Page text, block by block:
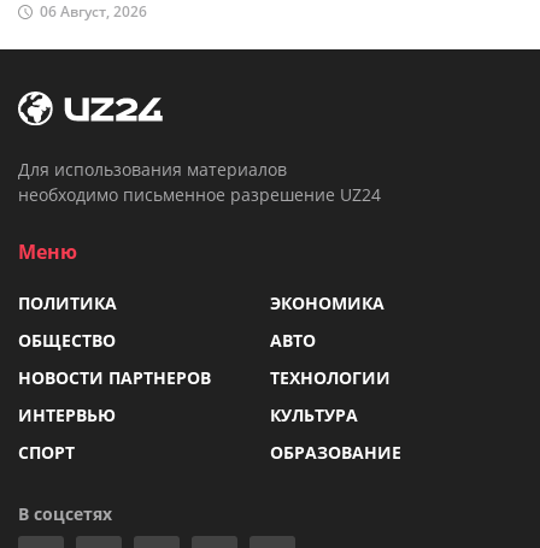
06 Август, 2026
Для использования материалов
необходимо письменное разрешение UZ24
Меню
ПОЛИТИКА
ЭКОНОМИКА
ОБЩЕСТВО
АВТО
НОВОСТИ ПАРТНЕРОВ
ТЕХНОЛОГИИ
ИНТЕРВЬЮ
КУЛЬТУРА
СПОРТ
ОБРАЗОВАНИЕ
В соцсетях